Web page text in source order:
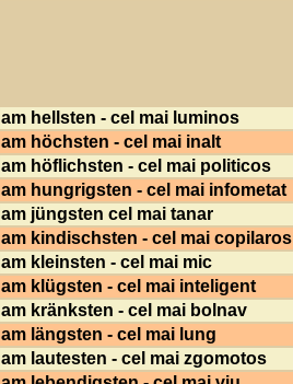
am hellsten - cel mai luminos
am höchsten - cel mai inalt
am höflichsten - cel mai politicos
am hungrigsten - cel mai infometat
am jüngsten cel mai tanar
am kindischsten - cel mai copilaros
am kleinsten - cel mai mic
am klügsten - cel mai inteligent
am kränksten - cel mai bolnav
am längsten - cel mai lung
am lautesten - cel mai zgomotos